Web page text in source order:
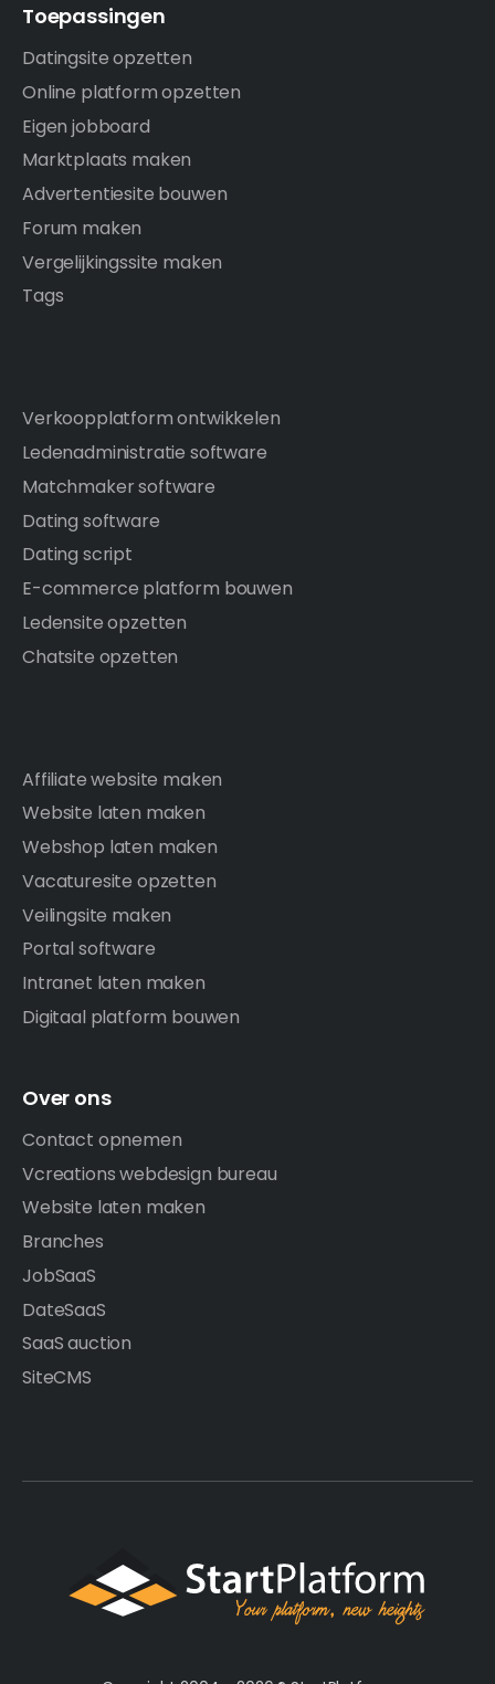
Toepassingen
Datingsite opzetten
Online platform opzetten
Eigen jobboard
Marktplaats maken
Advertentiesite bouwen
Forum maken
Vergelijkingssite maken
Tags
Verkoopplatform ontwikkelen
Ledenadministratie software
Matchmaker software
Dating software
Dating script
E-commerce platform bouwen
Ledensite opzetten
Chatsite opzetten
Affiliate website maken
Website laten maken
Webshop laten maken
Vacaturesite opzetten
Veilingsite maken
Portal software
Intranet laten maken
Digitaal platform bouwen
Over ons
Contact opnemen
Vcreations webdesign bureau
Website laten maken
Branches
JobSaaS
DateSaaS
SaaS auction
SiteCMS